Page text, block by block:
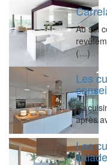
Au sol
(…)
Les
La
après
Les